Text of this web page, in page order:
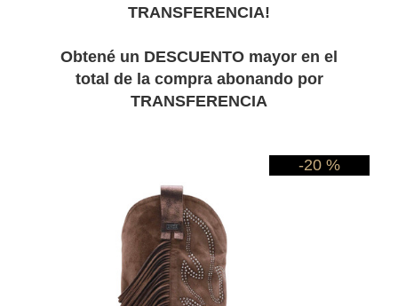
TRANSFERENCIA!
Obtené un DESCUENTO mayor en el
total de la compra abonando por
TRANSFERENCIA
-20 %